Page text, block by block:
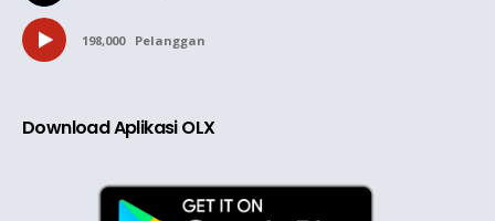
198,000 Pelanggan
Download Aplikasi OLX